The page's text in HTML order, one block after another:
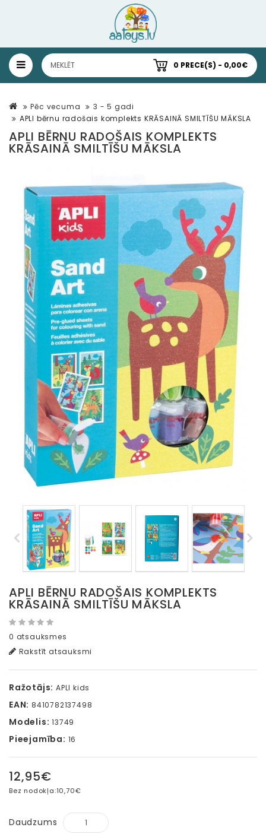
0 PRECE(S) - 0,00€
Pēc vecuma
3 - 5 gadi
APLI bērnu radošais komplekts KRĀSAINĀ SMILTĪŠU MĀKSLA
APLI BĒRNU RADOŠAIS KOMPLEKTS
KRĀSAINĀ SMILTĪŠU MĀKSLA
APLI BĒRNU RADOŠAIS KOMPLEKTS
KRĀSAINĀ SMILTĪŠU MĀKSLA
0 atsauksmes
Rakstīt atsauksmi
Ražotājs: APLI kids
EAN: 8410782137498
Modelis: 13749
Pieejamība: 16
12,95€
Bez nodokļa:10,70€
Daudzums